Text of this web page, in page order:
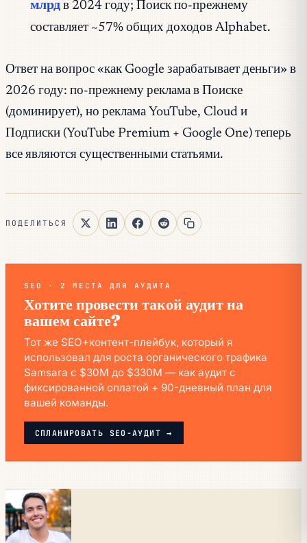
млрдв 2024 году; Поиск по-прежнему
составляет ~57% общих доходов Alphabet.
Ответ на вопрос «как Google зарабатывает деньги» в
2026 году: по-прежнему реклама в Поиске
(доминирует), но реклама YouTube, Cloud и
Подписки (YouTube Premium + Google One) теперь
все являются существенными статьями.
ПОДЕЛИТЬСЯ
SEO · 2 МЕСТА ДЛЯ АУДИТА
Хотите провести такой аудит на
вашем сайте?
Тот же SEO+контент-плейбук, который я
использовал для роста органического трафика
Samsara с $30M до $330M — как аудит с
фиксированной оплатой + 90-дневный план для
вашей команды.
СПЛАНИРОВАТЬ SEO-АУДИТ →